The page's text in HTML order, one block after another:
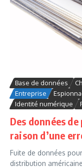
Base de données
Entreprise
Identité numérique
Des données
raison d’une
Fuite de données
distribution